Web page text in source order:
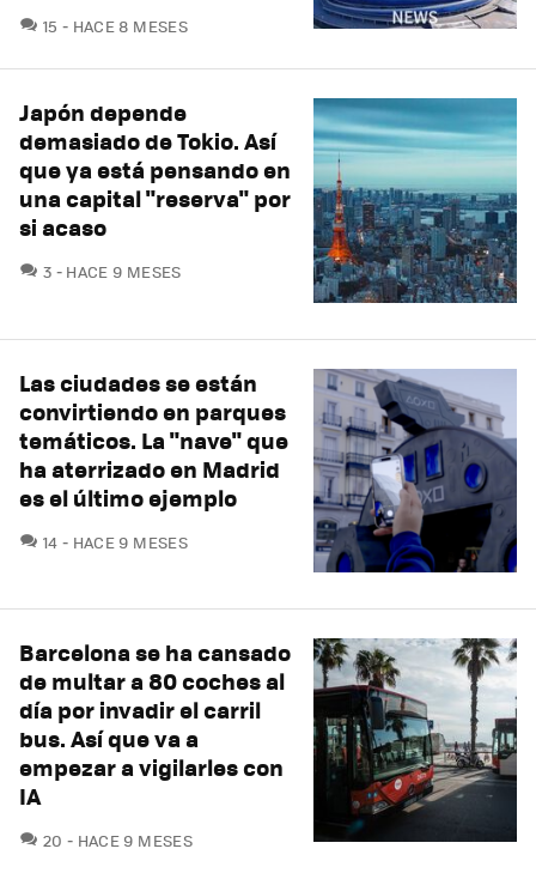
15 COMENTARIOS
HACE 8 MESES
Japón depende
demasiado de Tokio. Así
que ya está pensando en
una capital "reserva" por
si acaso
3 COMENTARIOS
HACE 9 MESES
Las ciudades se están
convirtiendo en parques
temáticos. La "nave" que
ha aterrizado en Madrid
es el último ejemplo
14 COMENTARIOS
HACE 9 MESES
Barcelona se ha cansado
de multar a 80 coches al
día por invadir el carril
bus. Así que va a
empezar a vigilarles con
IA
20 COMENTARIOS
HACE 9 MESES